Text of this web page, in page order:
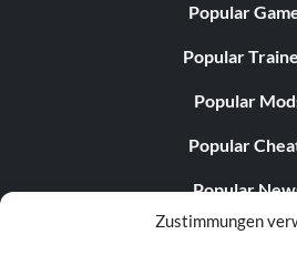
Zustimmungen
Popular
Popular
Popular
Popular
Popular
Popular